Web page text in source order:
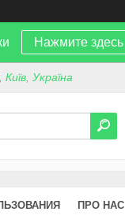
Нажмите здесь
Україна
ПРО НАС